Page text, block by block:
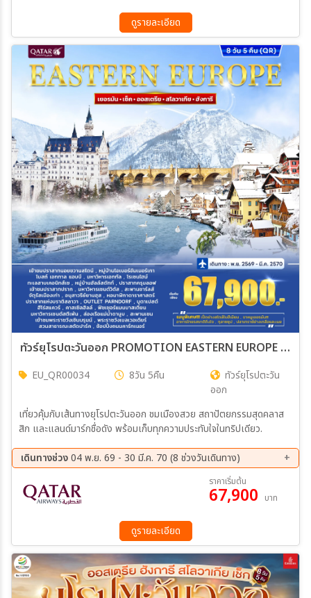
ดูรายละเอียด
ทัวร์ยุโรปตะวันออก PROMOTION EASTERN EUROPE 8วัน 5คืน (QR)
EU_QR00034 8วัน 5คืน
ทัวร์ยุโรปตะวัน
ออก
เที่ยวคุ้มกับเส้นทางยุโรปตะวันออก ชมเมืองสวย สถาปัตยกรรมสุดคลาส
สิก และแลนด์มาร์กชื่อดัง พร้อมเก็บทุกความประทับใจในทริปเดียว.
เดินทางช่วง04 พ.ย. 69 - 30 มี.ค. 70 (8 ช่วงวันเดินทาง)
17 พ.ย. 69 - 24 พ.ย. 69
02 ธ.ค. 69 - 09 ธ.ค. 69
22 ธ.ค. 69 - 29 ธ.ค. 69
23 ม.ค. 70 - 30 ม.ค. 70
20 ก.พ. 70 - 27 ก.พ. 70
23 มี.ค 70 - 30 มี.ค 70
ราคาเริ่มต้น
67,900 บาท
ดูรายละเอียด